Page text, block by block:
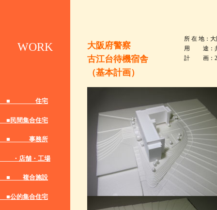
WORK
■ 住宅
■民間集合住宅
■ 事務所
・店舗・工場
■ 複合施設
■公的集合住宅
大阪府警察
古江台待機宿舎
（基本計画）
所 在 地：
用 途：
計 画：